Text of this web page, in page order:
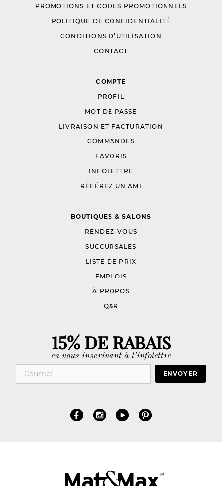
PROMOTIONS ET CODES PROMOTIONNELS
POLITIQUE DE CONFIDENTIALITÉ
CONDITIONS D’UTILISATION
CONTACT
COMPTE
PROFIL
MOT DE PASSE
LIVRAISON ET FACTURATION
COMMANDES
FAVORIS
INFOLETTRE
RÉFÉREZ UN AMI
BOUTIQUES & SALONS
RENDEZ-VOUS
SUCCURSALES
LISTE DE PRIX
EMPLOIS
À PROPOS
Q&R
15% DE RABAIS
en vous inscrivant à l’infolettre
ENVOYER